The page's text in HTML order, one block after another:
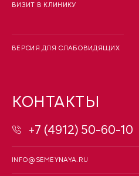
ВИЗИТ В КЛИНИКУ
ВЕРСИЯ ДЛЯ СЛАБОВИДЯЩИХ
КОНТАКТЫ
+7 (4912) 50-60-10
INFO@SEMEYNAYA.RU